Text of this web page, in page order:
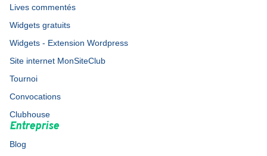
Lives commentés
Widgets gratuits
Widgets - Extension Wordpress
Site internet MonSiteClub
Tournoi
Convocations
Clubhouse
Entreprise
Blog